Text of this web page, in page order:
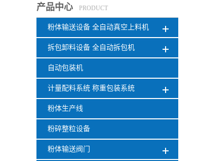
产品中心 PRODUCT
粉体输送设备 全自动真空上料机
拆包卸料设备 全自动拆包机
自动包装机
计量配料系统 称重包装系统
粉体生产线
粉碎整粒设备
粉体输送阀门